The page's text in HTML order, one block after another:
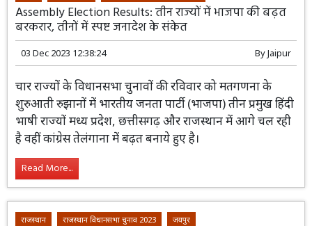
Assembly Election Results: तीन राज्यों में भाजपा की बढ़त
बरकरार, तीनों में स्पष्ट जनादेश के संकेत
03 Dec 2023 12:38:24 ByJaipur
चार राज्यों के विधानसभा चुनावों की रविवार को मतगणना के
शुरुआती रुझानों में भारतीय जनता पार्टी (भाजपा) तीन प्रमुख हिंदी
भाषी राज्यों मध्य प्रदेश, छत्तीसगढ़ और राजस्थान में आगे चल रही
है वहीं कांग्रेस तेलंगाना में बढ़त बनाये हुए है।
Read More...
राजस्थान राजस्थान विधानसभा चुनाव 2023 जयपुर